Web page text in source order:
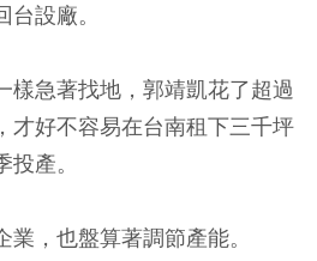
設廠。
樣急著找地，郭靖凱花了超過
才好不容易在台南租下三千坪
產。
，也盤算著調節產能。